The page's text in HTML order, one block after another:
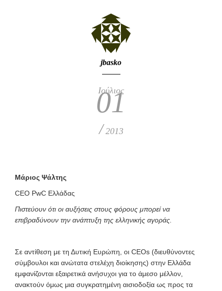
jbasko
Ιούλιος
01
/ 2013
Μάριος Ψάλτης
CEO PwC Eλλάδας
Πιστεύουν ότι οι αυξήσεις στους φόρους μπορεί να
επιβραδύνουν την ανάπτυξη της ελληνικής αγοράς.
Σε αντίθεση με τη Δυτική Ευρώπη, οι CEOs (διευθύνοντες
σύμβουλοι και ανώτατα στελέχη διοίκησης) στην Ελλάδα
εμφανίζονται εξαιρετικά ανήσυχοι για το άμεσο μέλλον,
ανακτούν όμως μια συγκρατημένη αισιοδοξία ως προς τα